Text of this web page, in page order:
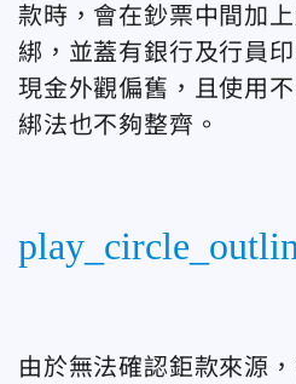
款時，會在鈔票中間加
綁，並蓋有銀行及行員
現金外觀偏舊，且使用
綁法也不夠整齊。
由於無法確認鉅款來源